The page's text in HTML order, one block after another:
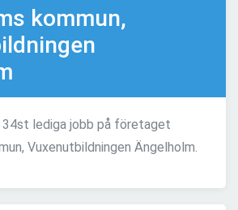
kommun,
lediga jobb på företaget
Vuxenutbildningen Ängelholm.